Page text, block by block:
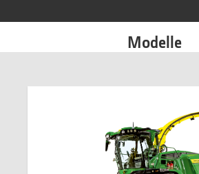
Modelle